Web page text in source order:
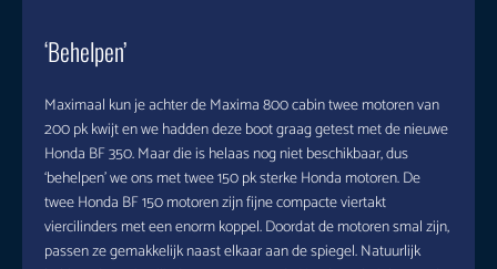
‘Behelpen’
Maximaal kun je achter de Maxima 800 cabin twee motoren van
200 pk kwijt en we hadden deze boot graag getest met de nieuwe
Honda BF 350. Maar die is helaas nog niet beschikbaar, dus
‘behelpen’ we ons met twee 150 pk sterke Honda motoren. De
twee Honda BF 150 motoren zijn fijne compacte viertakt
viercilinders met een enorm koppel. Doordat de motoren smal zijn,
passen ze gemakkelijk naast elkaar aan de spiegel. Natuurlijk